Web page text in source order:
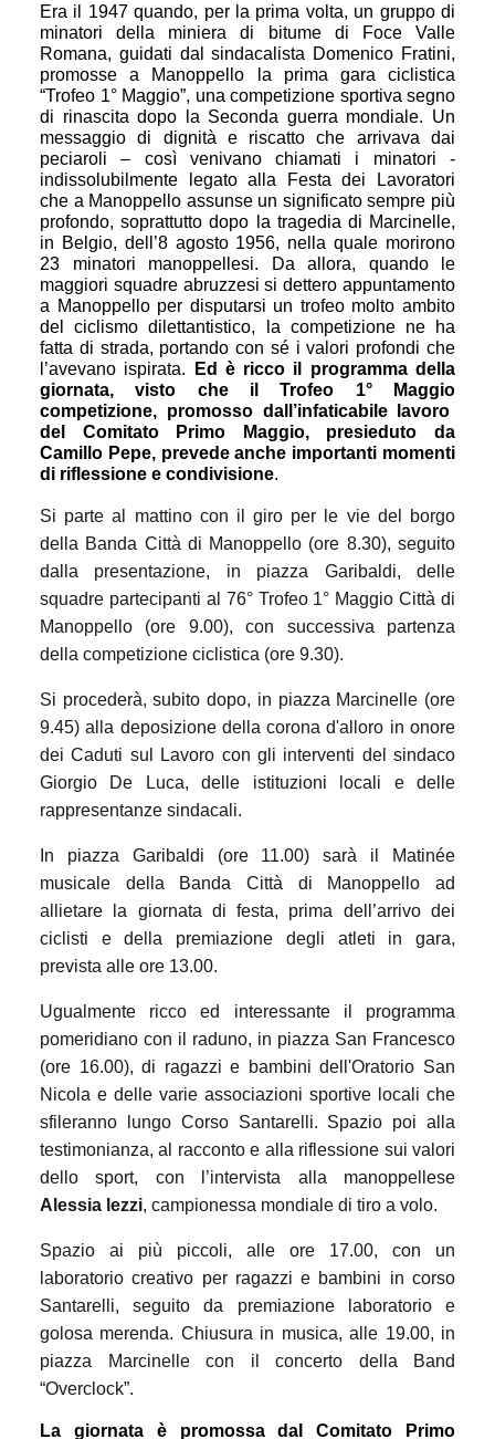
Era il 1947 quando, per la prima volta, un gruppo di
minatori della miniera di bitume di Foce Valle
Romana, guidati dal sindacalista Domenico Fratini,
promosse a Manoppello la prima gara ciclistica
“Trofeo 1° Maggio”, una competizione sportiva segno
di rinascita dopo la Seconda guerra mondiale. Un
messaggio di dignità e riscatto che arrivava dai
peciaroli – così venivano chiamati i minatori -
indissolubilmente legato alla Festa dei Lavoratori
che a Manoppello assunse un significato sempre più
profondo, soprattutto dopo la tragedia di Marcinelle,
in Belgio, dell’8 agosto 1956, nella quale morirono
23 minatori manoppellesi. Da allora, quando le
maggiori squadre abruzzesi si dettero appuntamento
a Manoppello per disputarsi un trofeo molto ambito
del ciclismo dilettantistico, la competizione ne ha
fatta di strada, portando con sé i valori profondi che
l’avevano ispirata.
Ed è ricco il programma della
giornata, visto che il Trofeo 1° Maggio
competizione, promosso dall’infaticabile lavoro
del Comitato Primo Maggio, presieduto da
Camillo Pepe, prevede anche importanti momenti
di riflessione e condivisione.
Si parte al mattino con il giro per le vie del borgo
della Banda Città di Manoppello (ore 8.30), seguito
dalla presentazione, in piazza Garibaldi, delle
squadre partecipanti al 76° Trofeo 1° Maggio Città di
Manoppello (ore 9.00), con successiva partenza
della competizione ciclistica (ore 9.30).
Si procederà, subito dopo, in piazza Marcinelle (ore
9.45) alla deposizione della corona d'alloro in onore
dei Caduti sul Lavoro con gli interventi del sindaco
Giorgio De Luca, delle istituzioni locali e delle
rappresentanze sindacali.
In piazza Garibaldi (ore 11.00) sarà il Matinée
musicale della Banda Città di Manoppello ad
allietare la giornata di festa, prima dell’arrivo dei
ciclisti e della premiazione degli atleti in gara,
prevista alle ore 13.00.
Ugualmente ricco ed interessante il programma
pomeridiano con il raduno, in piazza San Francesco
(ore 16.00), di ragazzi e bambini dell'Oratorio San
Nicola e delle varie associazioni sportive locali che
sfileranno lungo Corso Santarelli. Spazio poi alla
testimonianza, al racconto e alla riflessione sui valori
dello sport, con l’intervista alla manoppellese
Alessia lezzi, campionessa mondiale di tiro a volo.
Spazio ai più piccoli, alle ore 17.00, con un
laboratorio creativo per ragazzi e bambini in corso
Santarelli, seguito da premiazione laboratorio e
golosa merenda. Chiusura in musica, alle 19.00, in
piazza Marcinelle con il concerto della Band
“Overclock”.
La giornata è promossa dal Comitato Primo